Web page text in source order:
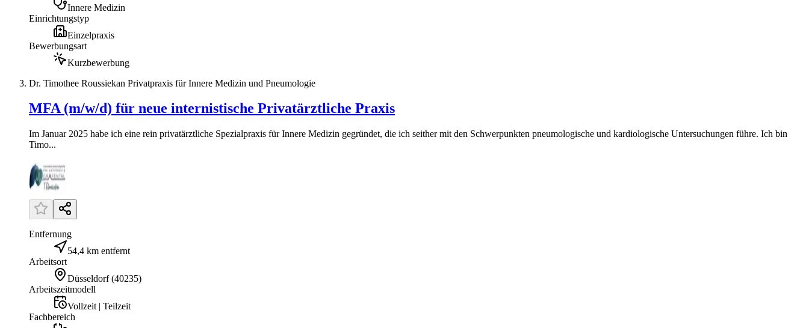
Innere Medizin
Einrichtungstyp
Einzelpraxis
Bewerbungsart
Kurzbewerbung
Dr. Timothee Roussiekan Privatpraxis für Innere Medizin und Pneumologie
MFA (m/w/d) für neue internistische Privatärztliche Praxis
Im Januar 2025 habe ich eine rein privatärztliche Spezialpraxis für Innere Medizin gegründet, die ich seither mit den Schwerpunkten pneumologische und kardiologische Untersuchungen führe. Ich bin
Timo...
Entfernung
54,4 km entfernt
Arbeitsort
Düsseldorf (40235)
Arbeitszeitmodell
Vollzeit | Teilzeit
Fachbereich